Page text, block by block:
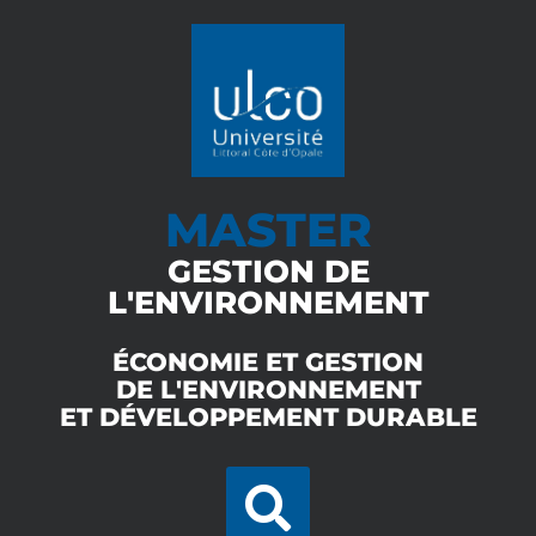
MASTER
GESTION DE
L'ENVIRONNEMENT
ÉCONOMIE ET GESTION
DE L'ENVIRONNEMENT
ET DÉVELOPPEMENT DURABLE